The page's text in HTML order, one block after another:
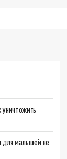
уничтожить
для малышей не